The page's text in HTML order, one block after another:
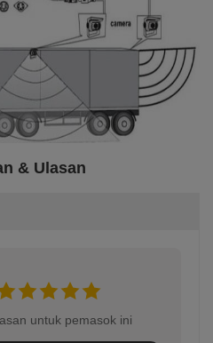
& Ulasan
untuk pemasok ini